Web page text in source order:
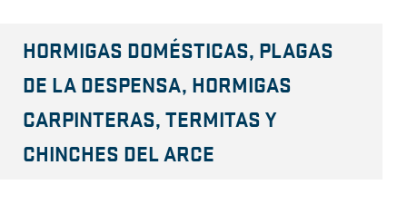
HORMIGAS DOMÉSTICAS, PLAGAS
DE LA DESPENSA, HORMIGAS
CARPINTERAS, TERMITAS Y
CHINCHES DEL ARCE